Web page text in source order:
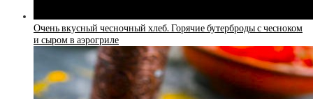
Очень вкусный чесночный хлеб. Горячие бутерброды с чесноком
и сыром в аэрогриле